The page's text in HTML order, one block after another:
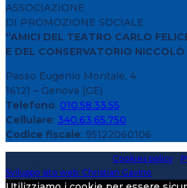
ASSOCIAZIONE
DI PROMOZIONE SOCIALE
“AMICI DEL TEATRO CARLO
E DEL CONSERVATORIO NICCOLÒ
Passo Eugenio Montale, 4
16121 – Genova (GE)
Telefono: 010.58.33.55
Cellulare: 340.63.65.750
Codice fiscale: 95122060106
Cookies policy
Sviluppo sito web: Christian Gavino